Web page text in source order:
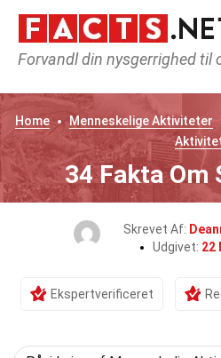
Forvandl din nysgerrighed til
Home Menneskelige Aktiviteter
34 Fakta Om
Skrevet Af:
Udgivet: 22
Ekspertverificeret